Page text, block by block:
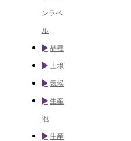
ンラベ
ル
品種
土壌
気候
生産
地
生産